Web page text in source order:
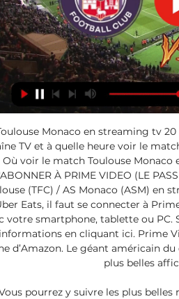
Monaco en streaming tv
TV et à quelle heure voir le
Où voir le match Toulouse
À PRIME VIDEO (LE
(TFC) / AS Monaco (ASM) en
Eats, il faut se connecter à
votre smartphone, tablette ou PC.
en cliquant ici. Prime
d’Amazon. Le géant américain
plus belles
pourrez y suivre les plus belles